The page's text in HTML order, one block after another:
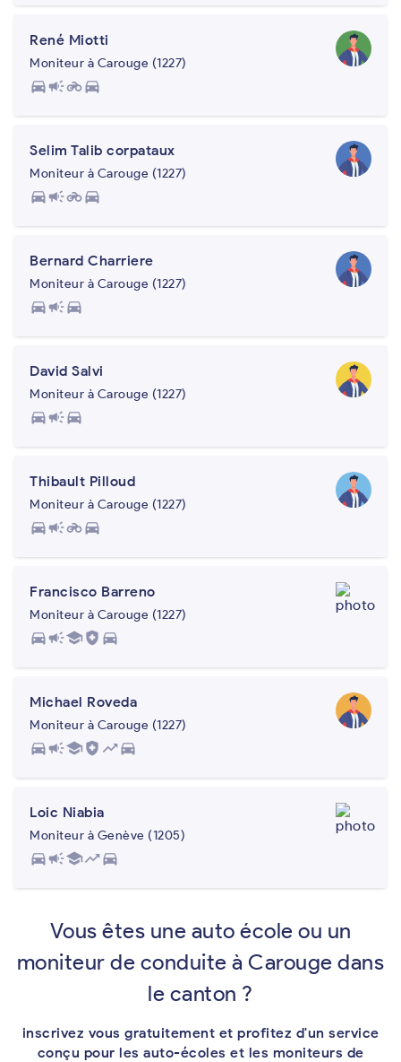
René Miotti
Moniteur à Carouge (1227)
directions_carcampaignmotorcycledirections_car
Selim Talib corpataux
Moniteur à Carouge (1227)
directions_carcampaignmotorcycledirections_car
Bernard Charriere
Moniteur à Carouge (1227)
directions_carcampaigndirections_car
David Salvi
Moniteur à Carouge (1227)
directions_carcampaigndirections_car
Thibault Pilloud
Moniteur à Carouge (1227)
directions_carcampaignmotorcycledirections_car
Francisco Barreno
Moniteur à Carouge (1227)
directions_carcampaignschool health_and_safety directions_car
Michael Roveda
Moniteur à Carouge (1227)
directions_carcampaignschool health_and_safety trending_updirections_car
Loic Niabia
Moniteur à Genève (1205)
directions_carcampaignschooltrending_updirections_car
Vous êtes une auto école ou un
moniteur de conduite à Carouge dans
le canton ?
inscrivez vous gratuitement et profitez d'un service
conçu pour les auto-écoles et les moniteurs de